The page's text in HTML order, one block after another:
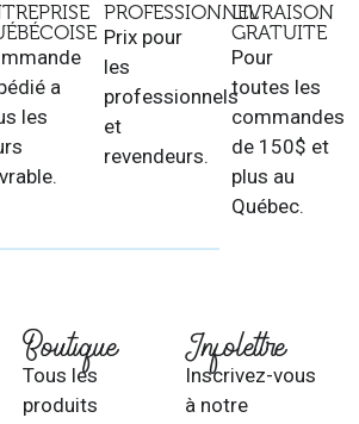
a
les
PROFESSIONNEL
Prix pour
les
professionnels
et
revendeurs.
LIVRAISON
GRATUITE
Pour
toutes les
commandes
de 150$ et
plus au
Québec.
Boutique
Tous les
produits
Infolettre
Inscrivez-vous
à notre